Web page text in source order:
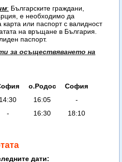
: Българските граждани,
е необходимо да
карта или паспорт с валидност
на връщане в България.
паспорт.
за осъществяването на
о.Родос
София
14:30 16:05
-
- 16:30 18:10
дати: